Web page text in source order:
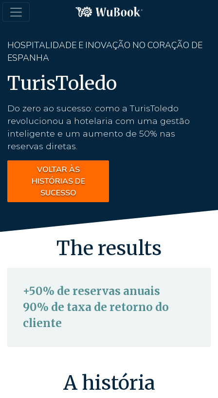
HOSPITALIDADE E INOVAÇÃO NO CORAÇÃO DE
ESPANHA
TurisToledo
Do zero ao sucesso: como a TurisToledo
revolucionou a hotelaria com uma gestão
inteligente e um aumento de 50% nas
reservas diretas.
VOLTAR ÀS
HISTÓRIAS DE
SUCESSO
The results
+50% de reservas anuais
90% de taxa de retorno do
cliente
A história